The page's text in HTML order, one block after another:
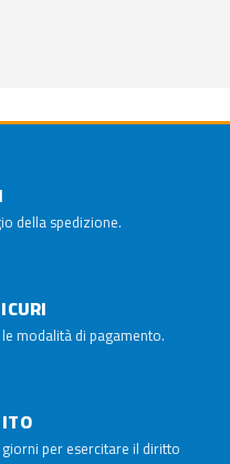
della spedizione.
modalità di pagamento.
per esercitare il diritto